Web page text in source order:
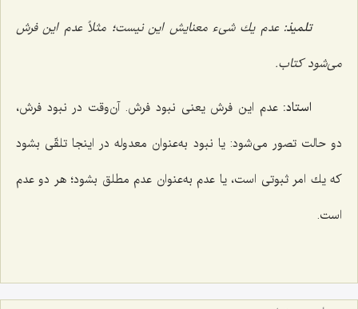
تلمیذ:عدم یك شیء معنایش این نیست؛ مثلاً عدم این فرش
می‌شود کتاب.‌
استاد:عدم این فرش یعنى نبود فرش. آن‌وقت در نبود فرش،
دو حالت تصور مى‌شود: یا نبود به‌عنوان معدوله در اینجا تلقّى بشود
كه یك امر ثبوتى است، یا عدم به‌عنوان عدم مطلق بشود؛ هر دو عدم
است.